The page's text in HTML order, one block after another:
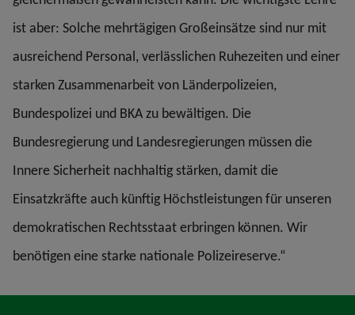
ist aber: Solche mehrtägigen Großeinsätze sind nur mit
ausreichend Personal, verlässlichen Ruhezeiten und einer
starken Zusammenarbeit von Länderpolizeien,
Bundespolizei und BKA zu bewältigen. Die
Bundesregierung und Landesregierungen müssen die
Innere Sicherheit nachhaltig stärken, damit die
Einsatzkräfte auch künftig Höchstleistungen für unseren
demokratischen Rechtsstaat erbringen können. Wir
benötigen eine starke nationale Polizeireserve.“